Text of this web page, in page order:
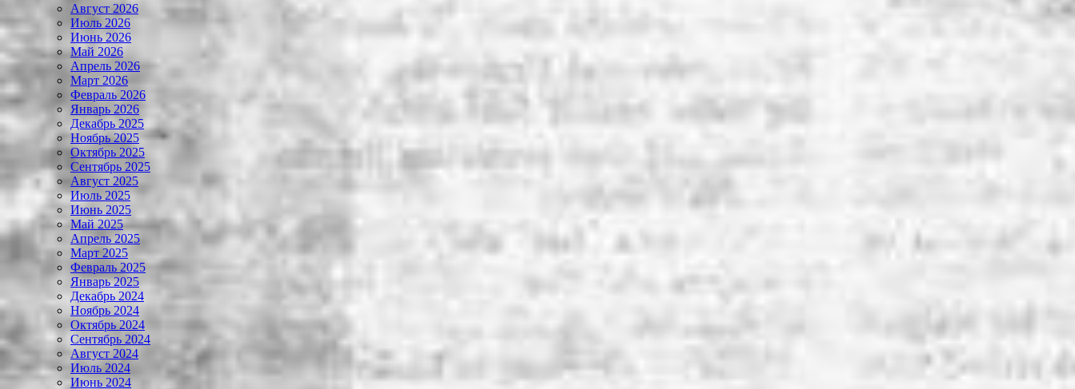
Август 2026
Июль 2026
Июнь 2026
Май 2026
Апрель 2026
Март 2026
Февраль 2026
Январь 2026
Декабрь 2025
Ноябрь 2025
Октябрь 2025
Сентябрь 2025
Август 2025
Июль 2025
Июнь 2025
Май 2025
Апрель 2025
Март 2025
Февраль 2025
Январь 2025
Декабрь 2024
Ноябрь 2024
Октябрь 2024
Сентябрь 2024
Август 2024
Июль 2024
Июнь 2024